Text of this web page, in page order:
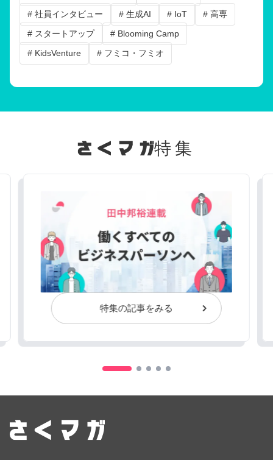
# 社員インタビュー
# 生成AI # IoT
# 高専
# スタートアップ
# Blooming Camp
# KidsVenture
# フミコ・フミオ
特集
特集の記事をみる